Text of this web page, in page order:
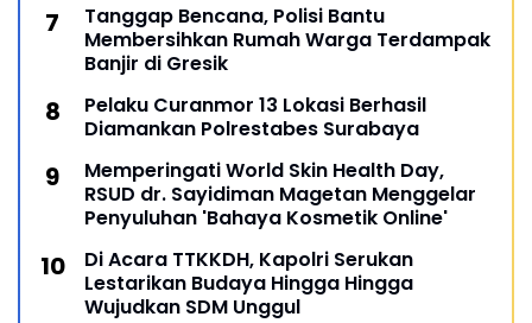
Tanggap Bencana, Polisi Bantu
Membersihkan Rumah Warga Terdampak
Banjir di Gresik
Pelaku Curanmor 13 Lokasi Berhasil
Diamankan Polrestabes Surabaya
Memperingati World Skin Health Day,
RSUD dr. Sayidiman Magetan Menggelar
Penyuluhan 'Bahaya Kosmetik Online'
Di Acara TTKKDH, Kapolri Serukan
Lestarikan Budaya Hingga Hingga
Wujudkan SDM Unggul